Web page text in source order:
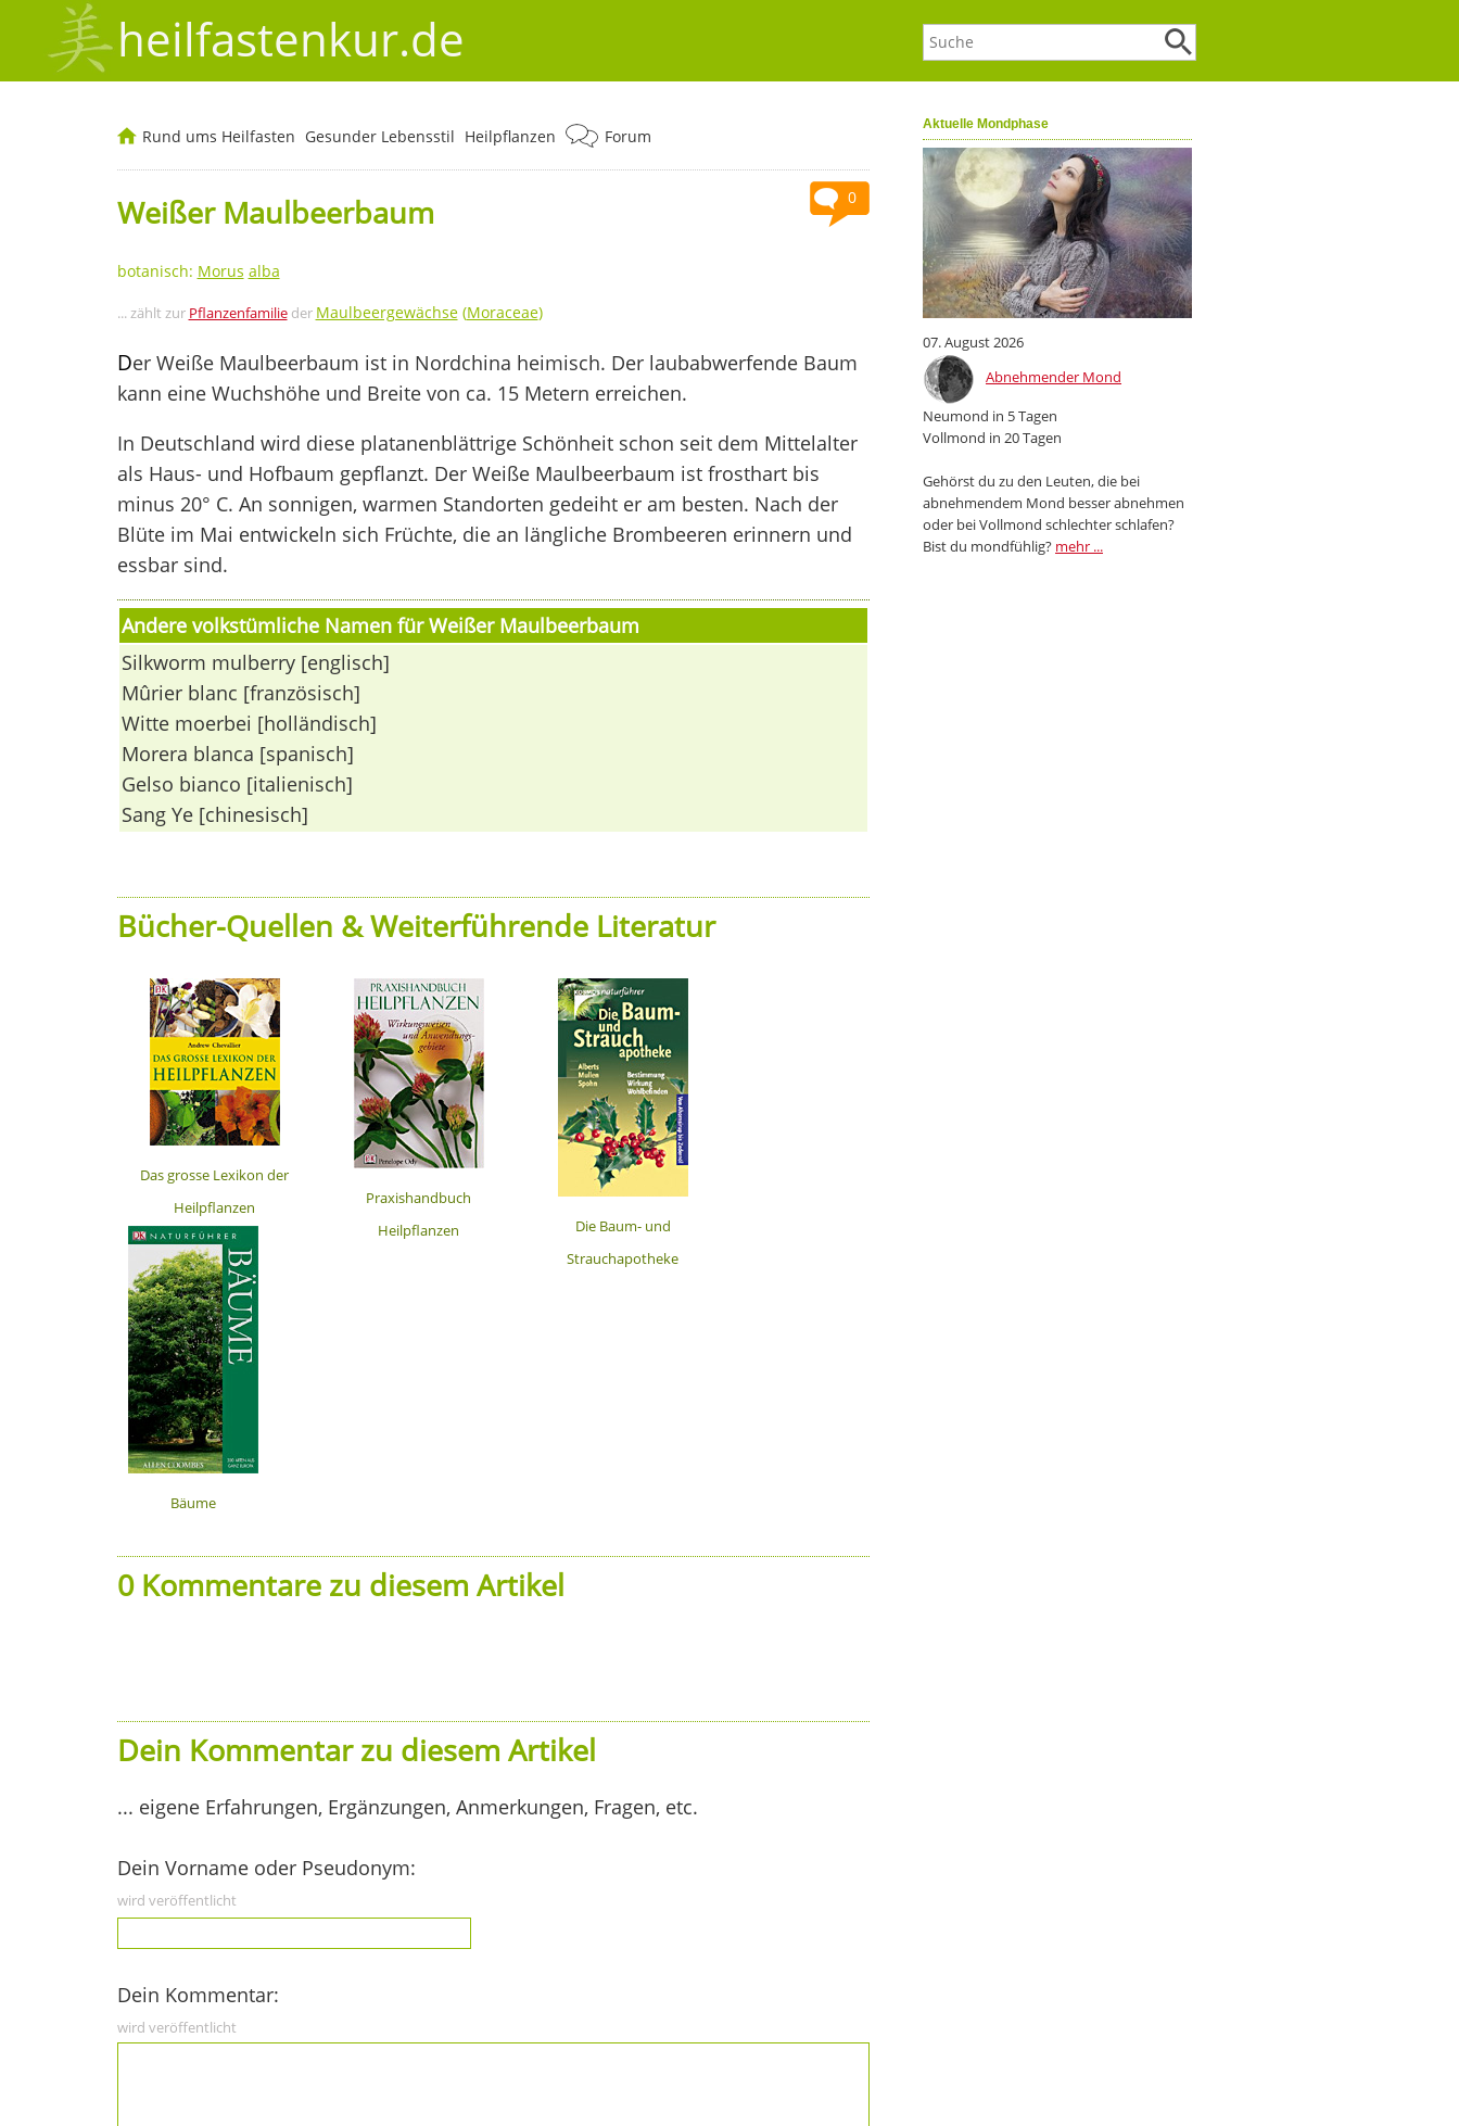
heilfastenkur.de
Aktuelle Mondphase
07. August 2026
Abnehmender Mond
Neumond in 5 Tagen
Vollmond in 20 Tagen
Gehörst du zu den Leuten, die bei
abnehmendem Mond besser abnehmen
oder bei Vollmond schlechter schlafen?
Bist du mondfühlig? mehr ...
Rund ums Heilfasten Gesunder Lebensstil Heilpflanzen Forum
0
Weißer Maulbeerbaum
botanisch: Morus alba
... zählt zur Pflanzenfamilieder Maulbeergewächse(Moraceae)
Der Weiße Maulbeerbaum ist in Nordchina heimisch. Der laubabwerfende Baum
kann eine Wuchshöhe und Breite von ca. 15 Metern erreichen.
In Deutschland wird diese platanenblättrige Schönheit schon seit dem Mittelalter
als Haus- und Hofbaum gepflanzt. Der Weiße Maulbeerbaum ist frosthart bis
minus 20° C. An sonnigen, warmen Standorten gedeiht er am besten. Nach der
Blüte im Mai entwickeln sich Früchte, die an längliche Brombeeren erinnern und
essbar sind.
Andere volkstümliche Namen für Weißer Maulbeerbaum
Silkworm mulberry [englisch]
Mûrier blanc [französisch]
Witte moerbei [holländisch]
Morera blanca [spanisch]
Gelso bianco [italienisch]
Sang Ye [chinesisch]
Bücher-Quellen & Weiterführende Literatur
Das grosse Lexikon der
Heilpflanzen
Praxishandbuch
Heilpflanzen
Die Baum- und
Strauchapotheke
Bäume
0 Kommentare zu diesem Artikel
Dein Kommentar zu diesem Artikel
... eigene Erfahrungen, Ergänzungen, Anmerkungen, Fragen, etc.
Dein Vorname oder Pseudonym:
wird veröffentlicht
Dein Kommentar:
wird veröffentlicht